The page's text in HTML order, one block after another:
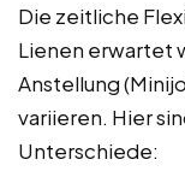
Die zeitliche
Lienen erwartet
Anstellung
variieren. Hier
Unterschiede: